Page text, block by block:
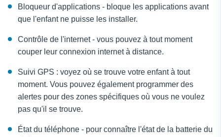
Bloqueur d'applications - bloque les applications avant
que l'enfant ne puisse les installer.
Contrôle de l'internet - vous pouvez à tout moment
couper leur connexion internet à distance.
Suivi GPS : voyez où se trouve votre enfant à tout
moment. Vous pouvez également programmer des
alertes pour des zones spécifiques où vous ne voulez
pas qu'il se trouve.
État du téléphone - pour connaître l'état de la batterie du